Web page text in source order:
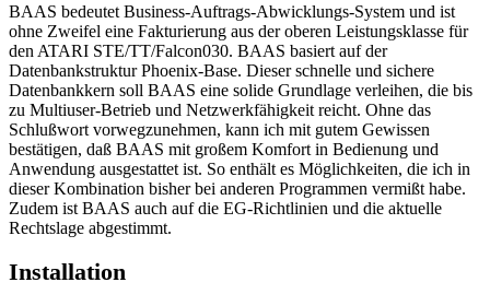
BAAS bedeutet Business-Auftrags-Abwicklungs-System und ist
ohne Zweifel eine Fakturierung aus der oberen Leistungsklasse für
den ATARI STE/TT/Falcon030. BAAS basiert auf der
Datenbankstruktur Phoenix-Base. Dieser schnelle und sichere
Datenbankkern soll BAAS eine solide Grundlage verleihen, die bis
zu Multiuser-Betrieb und Netzwerkfähigkeit reicht. Ohne das
Schlußwort vorwegzunehmen, kann ich mit gutem Gewissen
bestätigen, daß BAAS mit großem Komfort in Bedienung und
Anwendung ausgestattet ist. So enthält es Möglichkeiten, die ich in
dieser Kombination bisher bei anderen Programmen vermißt habe.
Zudem ist BAAS auch auf die EG-Richtlinien und die aktuelle
Rechtslage abgestimmt.
Installation